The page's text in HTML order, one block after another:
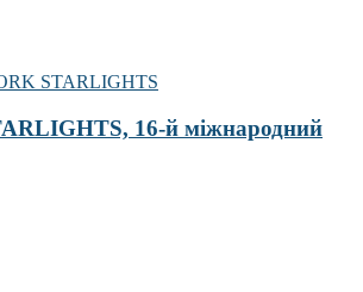
16-й міжнародний